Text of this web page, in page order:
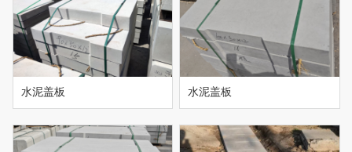
水泥盖板 水泥盖板